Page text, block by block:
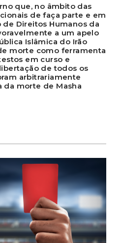
que, no âmbito das
de faça parte e em
Direitos Humanos da
a um apelo
Islâmica do Irão
morte como ferramenta
em curso e
de todos os
arbitrariamente
da morte de Masha